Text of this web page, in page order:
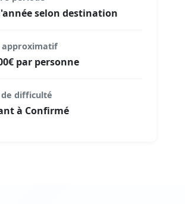
selon destination
approximatif
par personne
difficulté
à Confirmé